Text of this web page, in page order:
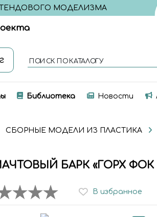
МОДЕЛИЗМА
ПОИСК ПО КАТАЛОГУ
Библиотека Новости
СБОРНЫЕ МОДЕЛИ ИЗ ПЛАСТИКА
БАРК «ГОРХ ФОК
В избранное